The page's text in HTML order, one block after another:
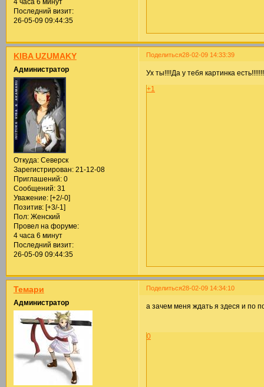
4 часа 6 минут
Последний визит:
26-05-09 09:44:35
Поделиться28-02-09 14:33:39
KIBA UZUMAKY
Администратор
Откуда:Северск
Зарегистрирован: 21-12-08
Приглашений:0
Сообщений:31
Уважение: [+2/-0]
Позитив: [+3/-1]
Пол:Женский
Провел на форуме:
4 часа 6 минут
Последний визит:
26-05-09 09:44:35
Ух ты!!!!Да у тебя картинка
+1
Поделиться28-02-09 14:34:10
Темари
Администратор а зачем меня ждать я здеся и по
0